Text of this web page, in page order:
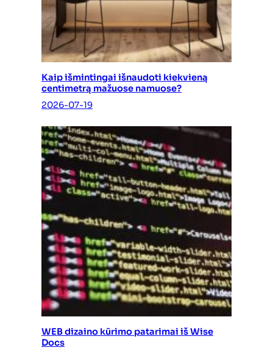
Kaip išmintingai išnaudoti kiekvieną
centimetrą mažuose namuose?
2026-07-19
WEB dizaino kūrimo patarimai iš Wise
Docs